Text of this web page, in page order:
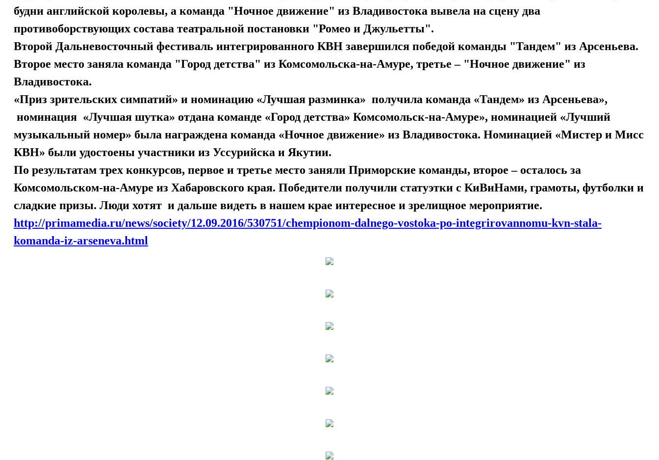
будни английской королевы, а команда "Ночное движение" из Владивостока вывела на сцену два
противоборствующих состава театральной постановки "Ромео и Джульетты".
Второй Дальневосточный фестиваль интегрированного КВН завершился победой команды "Тандем" из Арсеньева.
Второе место заняла команда "Город детства" из Комсомольска-на-Амуре, третье – "Ночное движение" из
Владивостока.
«Приз зрительских симпатий» и номинацию «Лучшая разминка» получила команда «Тандем» из Арсеньева»,
номинация «Лучшая шутка» отдана команде «Город детства» Комсомольск-на-Амуре», номинацией «Лучший
музыкальный номер» была награждена команда «Ночное движение» из Владивостока. Номинацией «Мистер и Мисс
КВН» были удостоены участники из Уссурийска и Якутии.
По результатам трех конкурсов, первое и третье место заняли Приморские команды, второе – осталось за
Комсомольском-на-Амуре из Хабаровского края. Победители получили статуэтки с КиВиНами, грамоты, футболки и
сладкие призы. Люди хотят и дальше видеть в нашем крае интересное и зрелищное мероприятие.
http://primamedia.ru/news/society/12.09.2016/530751/chempionom-dalnego-vostoka-po-integrirovannomu-kvn-stala-
komanda-iz-arseneva.html